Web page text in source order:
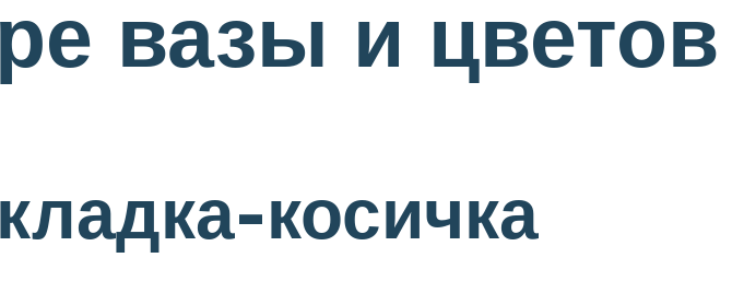
вазы и цветов
косичка